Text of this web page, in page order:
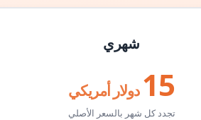
شهري
15 دولار أمريكي
تجدد كل شهر بالسعر الأصلي